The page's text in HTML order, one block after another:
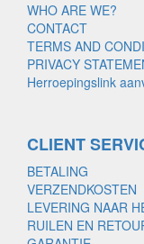
WHO ARE WE?
CONTACT
TERMS AND
PRIVACY
Herroepingslink
CLIENT
BETALING
VERZENDKOSTEN
LEVERING NAAR
RUILEN EN